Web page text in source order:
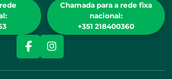
Chamada para a rede fixa
nacional:
+351 218400360